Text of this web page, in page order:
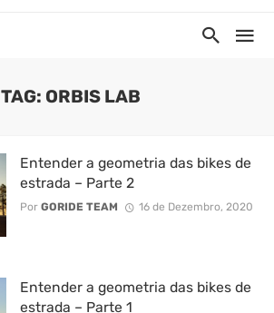
TAG: ORBIS LAB
Entender a geometria das bikes de
estrada – Parte 2
Por GORIDE TEAM 16 de Dezembro, 2020
Entender a geometria das bikes de
estrada – Parte 1